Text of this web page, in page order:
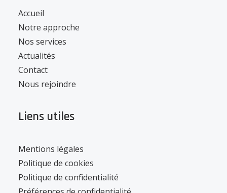
Accueil
Notre approche
Nos services
Actualités
Contact
Nous rejoindre
Liens utiles
Mentions légales
Politique de cookies
Politique de confidentialité